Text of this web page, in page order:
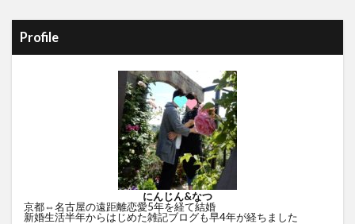
Profile
にんじん&なつ
京都⇔名古屋の遠距離恋愛5年を経て結婚
新婚生活半年からはじめた雑記ブログも早4年が経ちました